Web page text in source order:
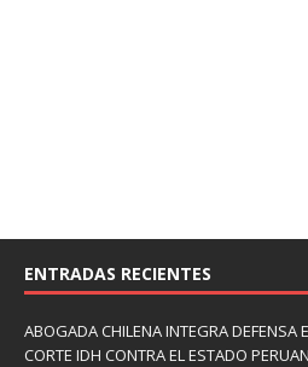
ENTRADAS RECIENTES
ABOGADA CHILENA INTEGRA DEFENSA
CORTE IDH CONTRA EL ESTADO